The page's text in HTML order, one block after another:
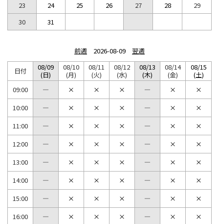
23
24 25 26 27 28
29
30
31
前週 2026-08-09 翌週
日付
08/09
(日)
08/10
(月)
08/11
(火)
08/12
(水)
08/13
(木)
08/14
(金)
08/15
(土)
09:00
× × × ×
×
10:00
× × × ×
×
11:00
× × × ×
×
12:00
× × × ×
×
13:00
× × × ×
×
14:00
× × × ×
×
15:00
× × × ×
×
16:00
× × × ×
×